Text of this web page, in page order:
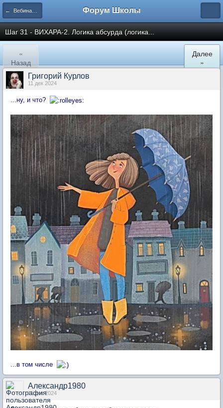
← Вебинары Школы Форум Школы
Шаг 31 - ВИХАРА-2. Логика абсурда (логика...
«
Назад
Далее
»
Григорий Курлов
11 дек 2024
...ну, и что?
...в том числе
Александр1980
11 дек 2024